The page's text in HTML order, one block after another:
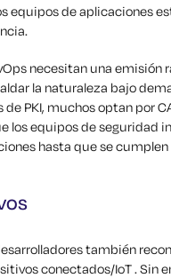
equipos de aplicaciones
necesitan una
la naturaleza bajo
de PKI, muchos optan por
los equipos de seguridad
hasta que se
también
conectados/IoT . Sin